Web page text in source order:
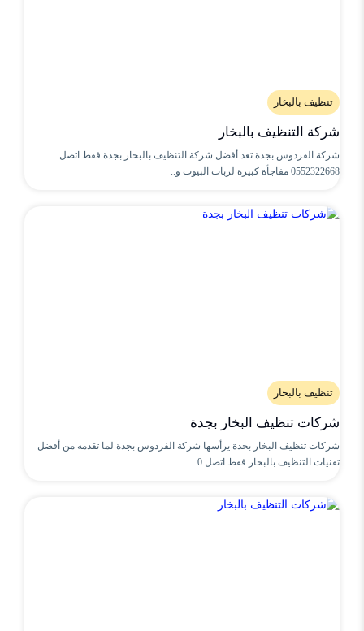
تنظيف بالبخار
شركة التنظيف بالبخار
شركة الفردوس بجدة تعد أفضل شركة التنظيف بالبخار بجدة فقط اتصل
0552322668 مفاجأة كبيرة لربات البيوت و..
تنظيف بالبخار
شركات تنظيف البخار بجدة
شركات تنظيف البخار بجدة يرأسها شركة الفردوس بجدة لما تقدمه من أفضل
تقنيات التنظيف بالبخار فقط اتصل 0..